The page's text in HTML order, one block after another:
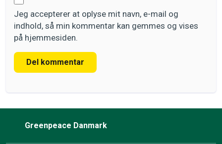
Jeg accepterer at oplyse mit navn, e-mail og
indhold, så min kommentar kan gemmes og vises
på hjemmesiden.
Del kommentar
Greenpeace Danmark